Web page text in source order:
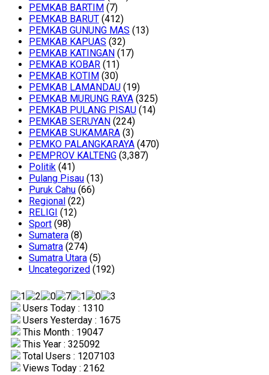
PEMKAB BARTIM (7)
PEMKAB BARUT (412)
PEMKAB GUNUNG MAS (13)
PEMKAB KAPUAS (32)
PEMKAB KATINGAN (17)
PEMKAB KOBAR (11)
PEMKAB KOTIM (30)
PEMKAB LAMANDAU (19)
PEMKAB MURUNG RAYA (325)
PEMKAB PULANG PISAU (14)
PEMKAB SERUYAN (224)
PEMKAB SUKAMARA (3)
PEMKO PALANGKARAYA (470)
PEMPROV KALTENG (3,387)
Politik (41)
Pulang Pisau (13)
Puruk Cahu (66)
Regional (22)
RELIGI (12)
Sport (98)
Sumatera (8)
Sumatra (274)
Sumatra Utara (5)
Uncategorized (192)
Users Today : 1310
Users Yesterday : 1675
This Month : 19047
This Year : 325092
Total Users : 1207103
Views Today : 2162